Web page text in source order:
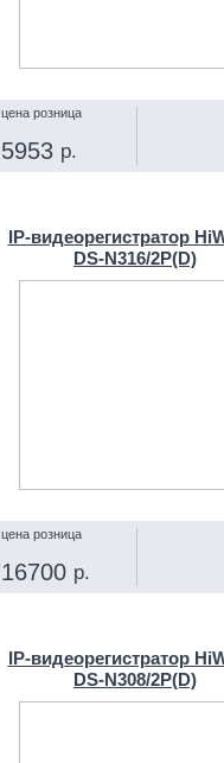
цена розница
5953 р.
IP‑видеорегистратор
DS‑N316/2P(D)
цена розница
16700 р.
IP‑видеорегистратор
DS‑N308/2P(D)